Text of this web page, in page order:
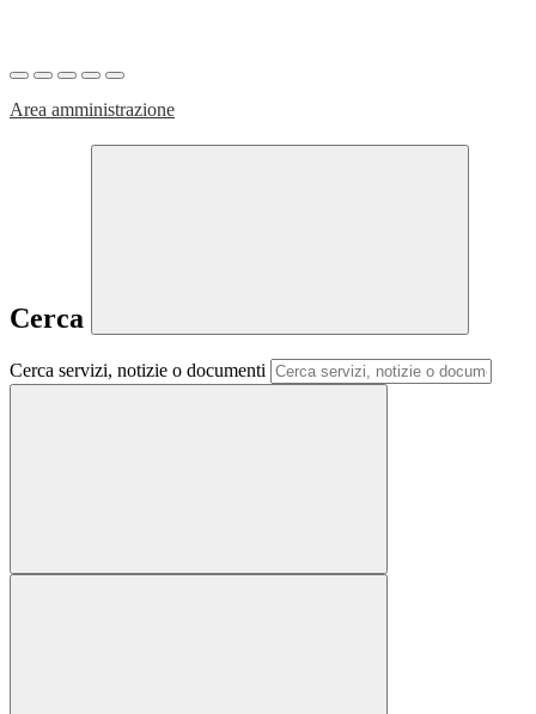
Area amministrazione
Cerca
Cerca servizi, notizie o documenti